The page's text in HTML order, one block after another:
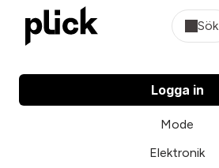
Sök
Logga in
Mode
Elektronik